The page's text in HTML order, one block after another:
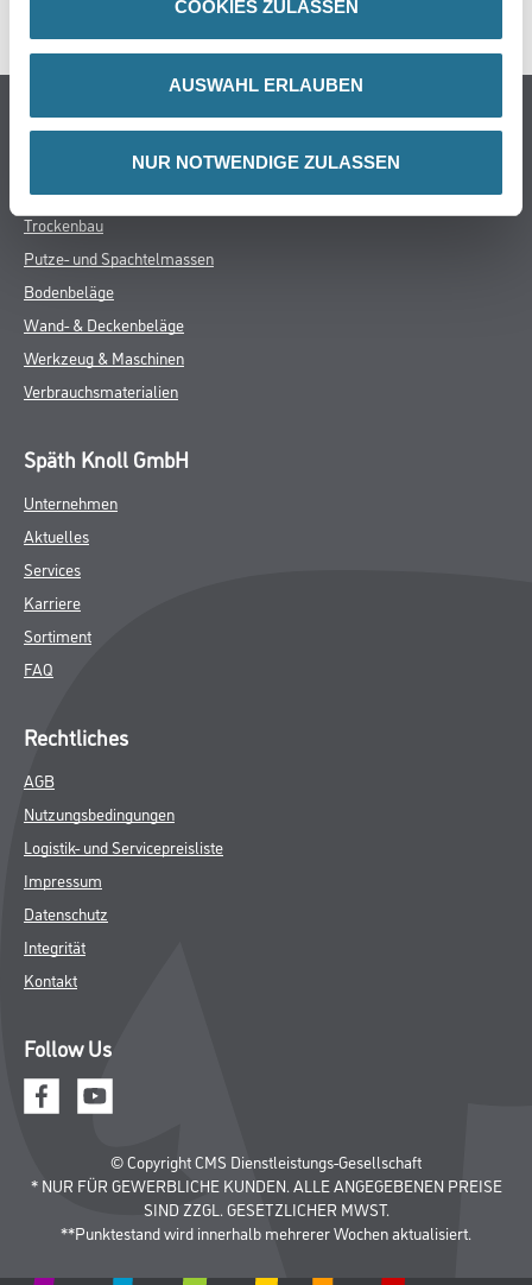
COOKIES ZULASSEN
AUSWAHL ERLAUBEN
NUR NOTWENDIGE ZULASSEN
SPEZIFIKATIONEN
Online-Shop
WDV-Systeme
Trockenbau
Putze- und Spachtelmassen
Bodenbeläge
Wand- & Deckenbeläge
Werkzeug & Maschinen
Verbrauchsmaterialien
Späth Knoll GmbH
Unternehmen
Aktuelles
Services
Karriere
Sortiment
FAQ
Rechtliches
AGB
Nutzungsbedingungen
Logistik- und Servicepreisliste
Impressum
Datenschutz
Integrität
Kontakt
Follow Us
© Copyright CMS Dienstleistungs-Gesellschaft
* NUR FÜR GEWERBLICHE KUNDEN. ALLE ANGEGEBENEN PREISE
SIND ZZGL. GESETZLICHER MWST.
**Punktestand wird innerhalb mehrerer Wochen aktualisiert.